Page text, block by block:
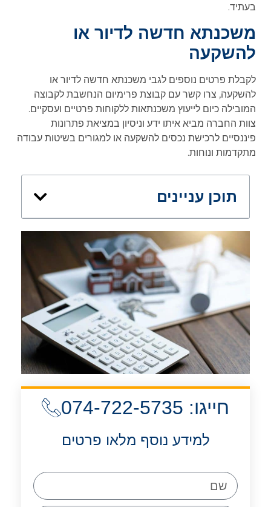
בעתיד.
משכנתא חדשה לדיור או
להשקעה
לקבלת פרטים נוספים לגבי משכנתא חדשה לדיור או
להשקעה, צרו קשר עם קבוצת פרימיום הנחשבת לקבוצה
המובילה כיום לייעוץ משכנתאות ללקוחות פרטיים ועסקיים.
צוות החברה מביא איתו ידע וניסיון במציאת פתרונות
פיננסיים לרכישת נכסים להשקעה או למגורים בשיטות עבודה
מתקדמות ונוחות.
תוכן עניינים
חייגו: 074-722-5735
למידע נוסף מלאו פרטים